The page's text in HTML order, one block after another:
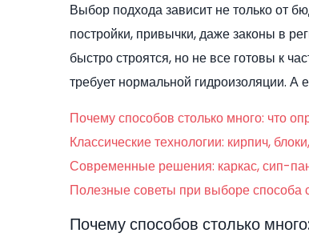
Выбор подхода зависит не только от
постройки, привычки, даже законы в
быстро строятся, но не все готовы к
требует нормальной гидроизоляции. А
Почему способов столько много: что
Классические технологии: кирпич,
Современные решения: каркас, сип-
Полезные советы при выборе способа
Почему способов столько